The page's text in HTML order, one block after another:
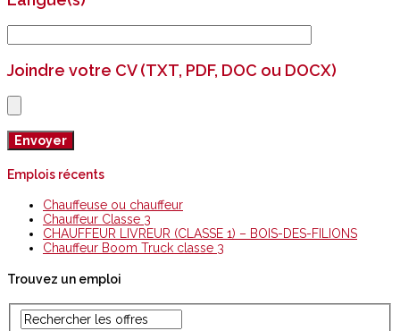
Joindre votre CV (TXT, PDF, DOC ou DOCX)
Emplois récents
Chauffeuse ou chauffeur
Chauffeur Classe 3
CHAUFFEUR LIVREUR (CLASSE 1) – BOIS-DES-FILIONS
Chauffeur Boom Truck classe 3
Trouvez un emploi